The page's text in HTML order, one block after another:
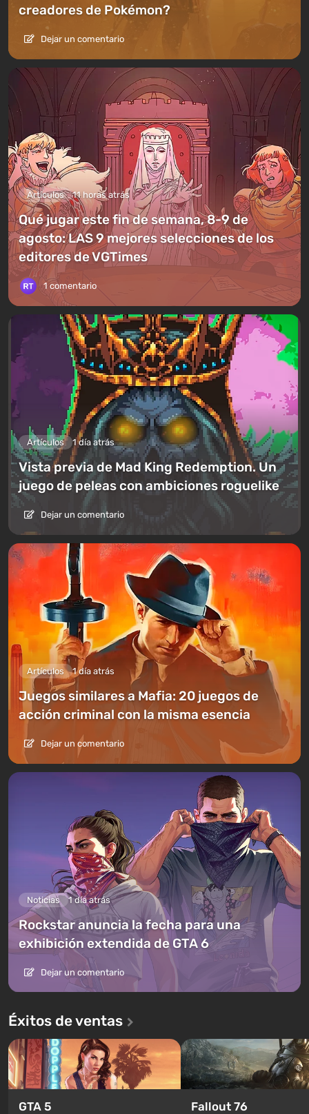
creadores de Pokémon?
Dejar un comentario
Artículos 11 horas atrás
Qué jugar este fin de semana, 8-9 de
agosto: LAS 9 mejores selecciones de los
editores de VGTimes
1 comentario
Artículos 1 día atrás
Vista previa de Mad King Redemption. Un
juego de peleas con ambiciones roguelike
Dejar un comentario
Artículos 1 día atrás
Juegos similares a Mafia: 20 juegos de
acción criminal con la misma esencia
Dejar un comentario
Noticias 1 día atrás
Rockstar anuncia la fecha para una
exhibición extendida de GTA 6
Dejar un comentario
Éxitos de ventas
GTA 5 Fallout 76